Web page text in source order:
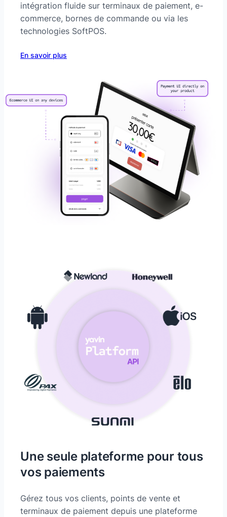
intégration fluide sur terminaux de paiement, e-
commerce, bornes de commande ou via les
technologies SoftPOS.
En savoir plus
Une seule plateforme pour tous
vos paiements
Gérez tous vos clients, points de vente et
terminaux de paiement depuis une plateforme